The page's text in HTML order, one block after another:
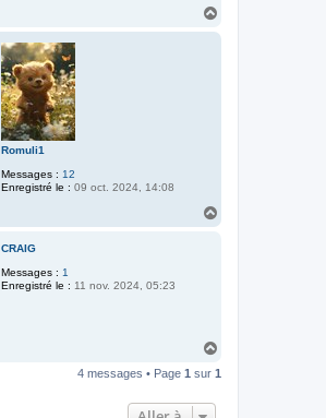
Romuli1
Messages : 12
Enregistré le : 09 oct. 2024, 14:08
CRAIG
Messages : 1
Enregistré le : 11 nov. 2024, 05:23
u
4 messages • Page 1 sur 1